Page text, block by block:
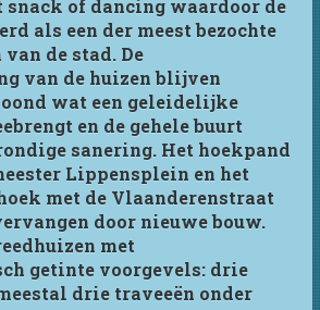
snack of dancing waardoor de
als een der meest bezochte
de stad. De
van de huizen blijven
wat een geleidelijke
en de gehele buurt
sanering. Het hoekpand
Lippensplein en het
met de Vlaanderenstraat
door nieuwe bouw.
met
getinte voorgevels: drie
drie traveeën onder